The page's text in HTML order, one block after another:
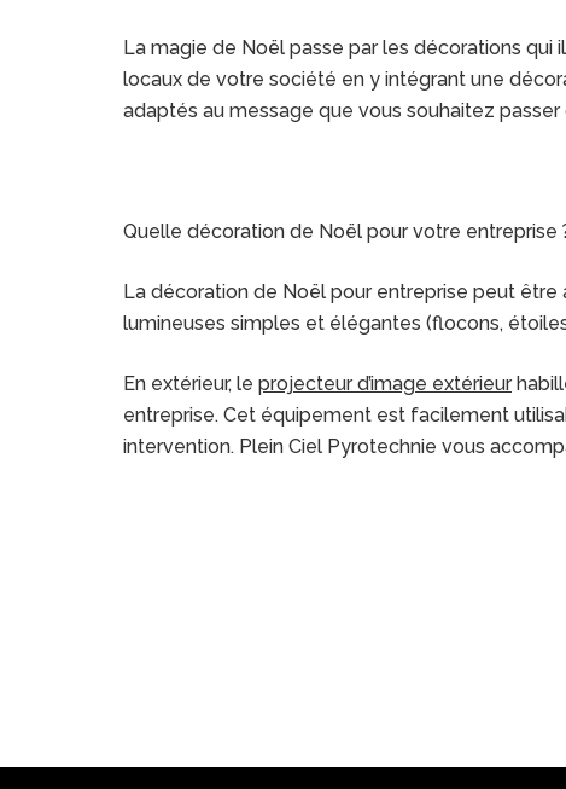
La magie de Noël passe par les décorations
locaux de votre société en y intégrant une
adaptés au message que vous souhaitez passer
Quelle décoration de Noël pour votre entreprise
La décoration de Noël pour entreprise peut être
lumineuses simples et élégantes (flocons,
En extérieur, le projecteur d’image extérieur
entreprise. Cet équipement est facilement
intervention. Plein Ciel Pyrotechnie vous